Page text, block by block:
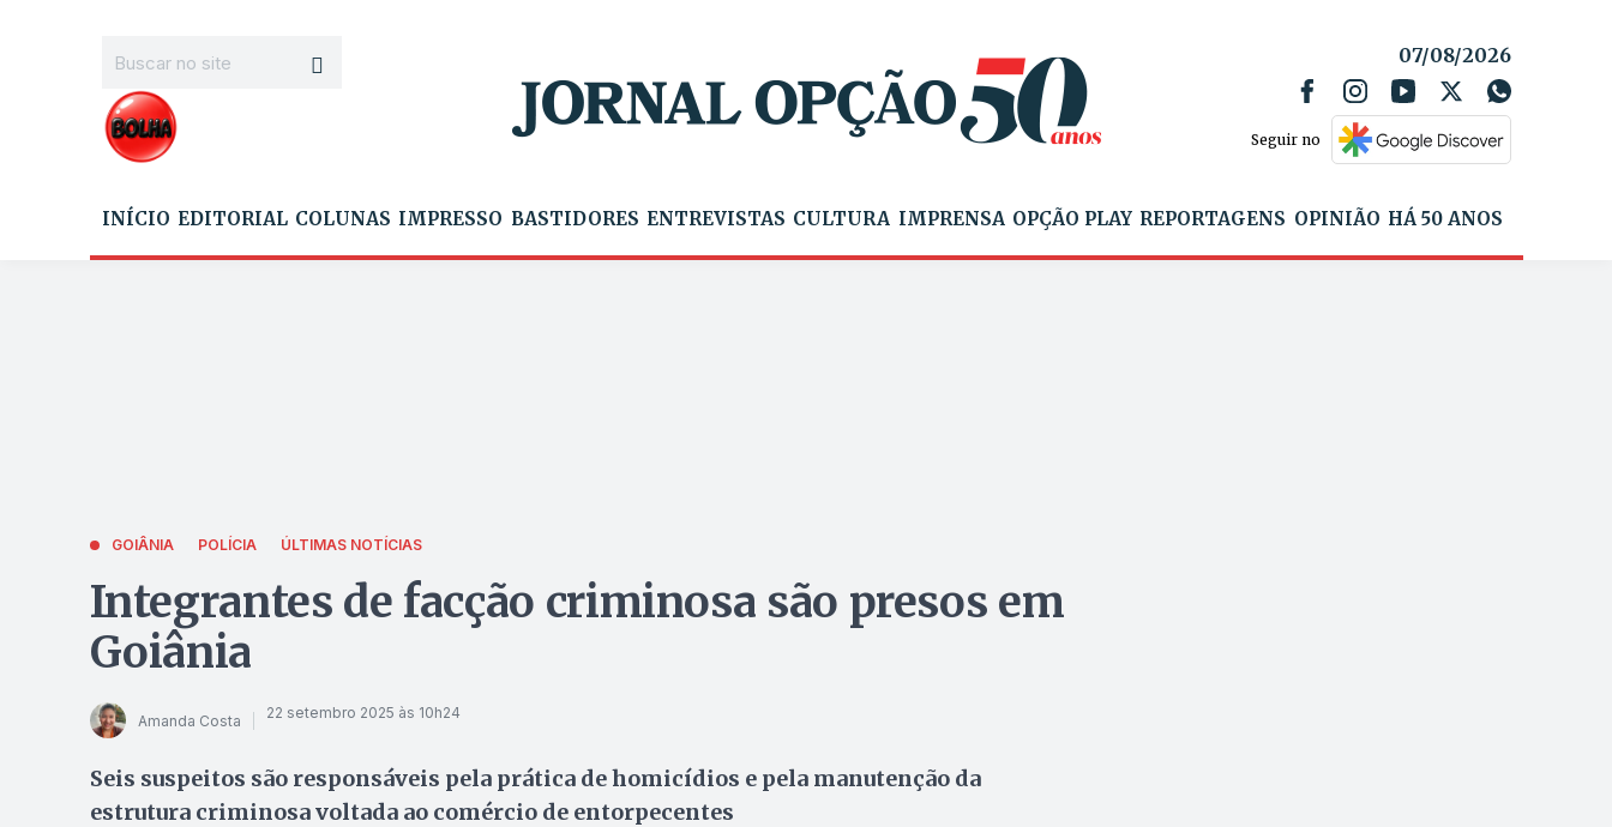
07/08/2026
Seguir no
INÍCIO EDITORIAL COLUNAS IMPRESSO BASTIDORES ENTREVISTAS CULTURA IMPRENSA OPÇÃO PLAY REPORTAGENS OPINIÃO HÁ 50 ANOS
GOIÂNIA POLÍCIA ÚLTIMAS NOTÍCIAS
Integrantes de facção criminosa são presos em
Goiânia
Amanda Costa 22 setembro 2025 às 10h24
Seis suspeitos são responsáveis pela prática de homicídios e pela manutenção da
estrutura criminosa voltada ao comércio de entorpecentes